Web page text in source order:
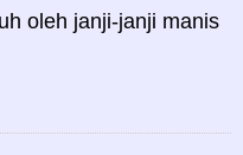
oleh janji-janji manis